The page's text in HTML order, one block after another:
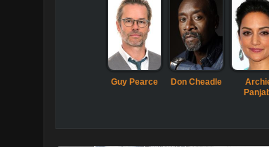
Guy Pearce Don Cheadle